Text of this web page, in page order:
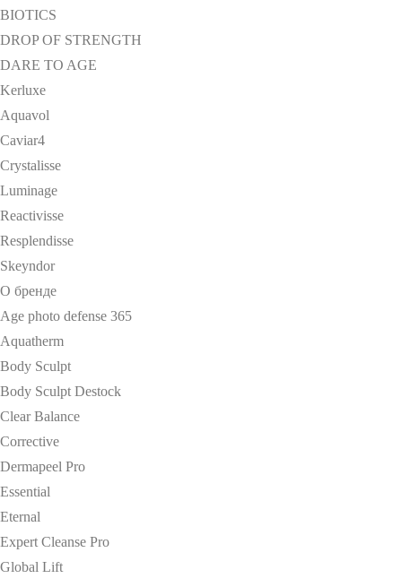
BIOTICS
DROP OF STRENGTH
DARE TO AGE
Kerluxe
Aquavol
Caviar4
Crystalisse
Luminage
Reactivisse
Resplendisse
Skeyndor
О бренде
Age photo defense 365
Aquatherm
Body Sculpt
Body Sculpt Destock
Clear Balance
Corrective
Dermapeel Pro
Essential
Eternal
Expert Cleanse Pro
Global Lift